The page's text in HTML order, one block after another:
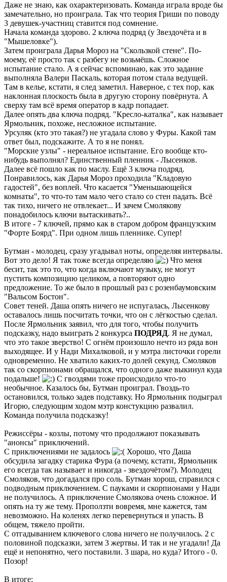
Даже не знаю, как охарактеризовать. Команда играла вроде бы
замечательно, но проиграла. Так что теория Гриши по поводу
3 девушек-участниц ставится под сомнение.
Начала команда здорово. 2 ключа подряд (у Звездочёта и в
"Мышеловке").
Затем проиграла Дарья Мороз на "Скользкой стене". По-
моему, её просто так с разбегу не возьмёшь. Сложное
испытание стало. А я сейчас вспоминаю, как это задание
выполняла Валери Паскаль, которая потом стала ведущей.
Там в келье, кстати, я след заметил. Наверное, с тех пор, как
наклонная плоскость была в другую сторону повёрнута. А
сверху там всё время оператор в кадр попадает.
Далее опять два ключа подряд. "Кресло-каталка", как называет
Ярмольник, похоже, несложное испытание.
Урсуляк (кто это такая?) не угадала слово у Фуры. Какой там
ответ был, подскажите. А то я не понял.
"Морские узлы" - нереальное испытание. Его вообще кто-
нибудь выполнял? Единственный пленник - Лысенков.
Далее всё пошло как по маслу. Ещё 3 ключа подряд.
Понравилось, как Дарья Мороз проходила "Кладовую
гадостей", без воплей. Что касается "Уменьшающейся
комнаты", то что-то там мало чего стало со стен падать. Всё
так тихо, ничего не отвлекает... И зачем Смолякову
понадобилось ключи вытаскивать?..
В итоге - 7 ключей, прямо как в старом добром французским
"Форте Боярд". При одном лишь пленнике. Супер!
Бутман - молодец, сразу угадывал ноты, определяя интервалы.
Вот это дело! Я так тоже всегда определяю
Что меня
бесит, так это то, что когда включают музыку, не могут
пустить композицию целиком, а повторяют одно
предложение. То же было в прошлый раз с розенбаумовским
"Вальсом Бостон".
Совет теней. Даша опять ничего не испугалась, Лысенкову
оставалось лишь посчитать точки, что он с лёгкостью сделал.
После Ярмольник заявил, что для того, чтобы получить
подсказку, надо выиграть 2 конкурса ПОДРЯД. Я не думал,
что это такое зверство! С огнём произошло нечто из ряда вон
выходящее. И у Нади Михалковой, и у мэтра листочки горели
одновременно. Не хватило каких-то долей секунд. Смоляков
так со скорпионами обращался, что одного даже выкинул куда
подальше!
С гвоздями тоже происходило что-то
необычное. Казалось бы, Бутман проиграл. Гвоздь-то
остановился, только задев подставку. Но Ярмольник подыграл
Игорю, следующим ходом мэтр констукцию развалил.
Команда получила подсказку!
Режиссёры - козлы, потому что продолжают показывать
"анонсы" приключений.
С приключениями не задалось
Хорошо, что Даша
обсудила загадку старика Фура (а почему, кстати, Ярмольник
его всегда так называет и никогда - звездочётом?). Молодец
Смоляков, что догадался про соль. Бутман хорош, справился с
подводным приключением. С пауками и скорпионами у Нади
не получилось. А приключение Смолякова очень сложное. И
опять на ту же тему. Проползти вовремя, мне кажется, там
невозможно. На коленях легко перевернуться и упасть. В
общем, тяжело пройти.
С отгадыванием ключевого слова ничего не получилось. 2 с
половиной подсказки, затем 3 жертвы. И так и не угадали! Да
ещё и непонятно, чего поставили. 3 шара, но куда? Итого - 0.
Позор!
В итоге: